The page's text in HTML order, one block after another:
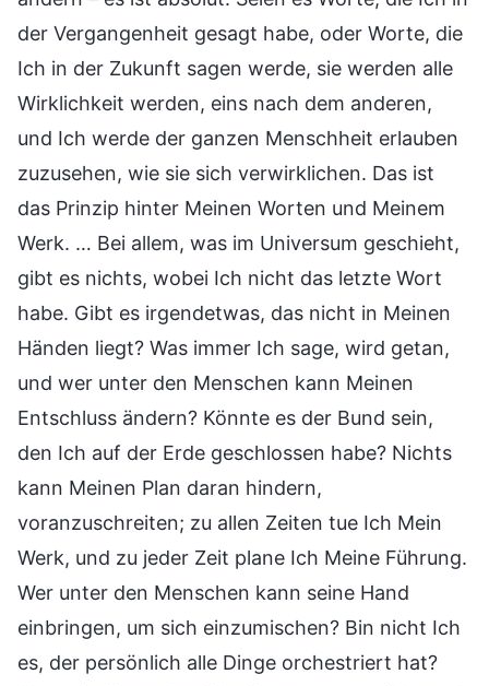
der Vergangenheit gesagt habe, oder Worte, die
Ich in der Zukunft sagen werde, sie werden alle
Wirklichkeit werden, eins nach dem anderen,
und Ich werde der ganzen Menschheit erlauben
zuzusehen, wie sie sich verwirklichen. Das ist
das Prinzip hinter Meinen Worten und Meinem
Werk. … Bei allem, was im Universum geschieht,
gibt es nichts, wobei Ich nicht das letzte Wort
habe. Gibt es irgendetwas, das nicht in Meinen
Händen liegt? Was immer Ich sage, wird getan,
und wer unter den Menschen kann Meinen
Entschluss ändern? Könnte es der Bund sein,
den Ich auf der Erde geschlossen habe? Nichts
kann Meinen Plan daran hindern,
voranzuschreiten; zu allen Zeiten tue Ich Mein
Werk, und zu jeder Zeit plane Ich Meine Führung.
Wer unter den Menschen kann seine Hand
einbringen, um sich einzumischen? Bin nicht Ich
es, der persönlich alle Dinge orchestriert hat?